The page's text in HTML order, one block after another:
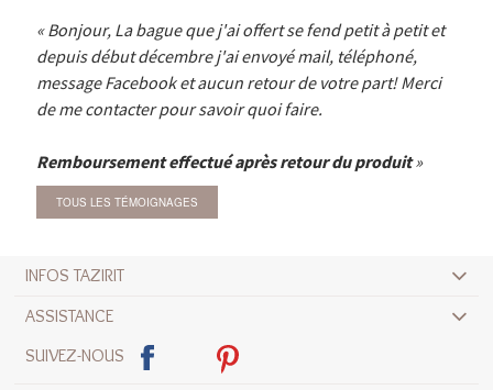
Bonjour, La bague que j'ai offert se fend petit à petit et
depuis début décembre j'ai envoyé mail, téléphoné,
message Facebook et aucun retour de votre part! Merci
de me contacter pour savoir quoi faire.
Remboursement effectué après retour du produit
TOUS LES TÉMOIGNAGES
INFOS TAZIRIT
ASSISTANCE
SUIVEZ-NOUS